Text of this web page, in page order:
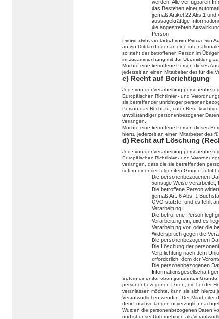
werden: Alle verfügbaren
das Bestehen einer
gemäß Artikel 22 Abs.1
aussagekräftige
die angestrebten
Person
Ferner steht der betroffenen Person ein
an ein Drittland oder an eine
so steht der betroffenen Person im
im Zusammenhang mit der Übermittlung
Möchte eine betroffene Person dieses
jederzeit an einen Mitarbeiter des für die
c) Recht auf Berichtigung
Jede von der Verarbeitung
Europäischen Richtlinien- und
sie betreffender unrichtiger
Person das Recht zu, unter
unvollständiger personenbezogener
verlangen.
Möchte eine betroffene Person dieses
hierzu jederzeit an einen Mitarbeiter des
d) Recht auf Löschung
Jede von der Verarbeitung
Europäischen Richtlinien- und
verlangen, dass die sie betreffenden
sofern einer der folgenden Gründe zutrifft
Die personenbezogenen
sonstige Weise verarbeitet,
Die betroffene Person
gemäß Art. 6 Abs. 1
GVO stützte, und es fehlt
Verarbeitung.
Die betroffene Person legt
Verarbeitung ein, und es
Verarbeitung vor, oder die
Widerspruch gegen die
Die personenbezogenen
Die Löschung der
Verpflichtung nach dem
erforderlich, dem der
Die personenbezogenen
Informationsgesellschaft
Sofern einer der oben genannten
personenbezogenen Daten, die bei der
veranlassen möchte, kann sie sich hierzu
Verantwortlichen wenden. Der Mitarbeiter
dem Löschverlangen unverzüglich
Wurden die personenbezogenen Daten
und ist unser Unternehmen als